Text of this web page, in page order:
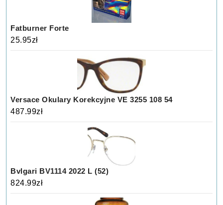
Fatburner Forte
25.95zł
Versace Okulary Korekcyjne VE 3255 108 54
487.99zł
Bvlgari BV1114 2022 L (52)
824.99zł